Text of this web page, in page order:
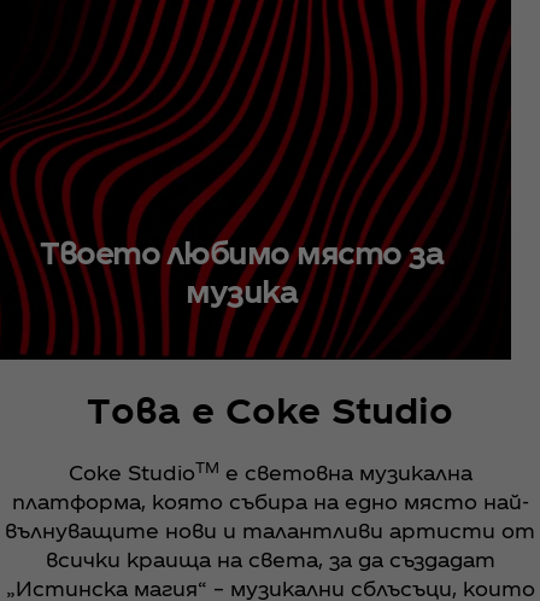
Твоето любимо място за
музика
Tова е Coke Studio
Coke StudioTM е световна музикална
платформа, която събира на едно място най-
вълнуващите нови и талантливи артисти от
всички краища на света, за да създадат
„Истинска магия“ – музикални сблъсъци, които